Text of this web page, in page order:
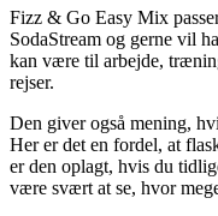
Fizz & Go Easy Mix
SodaStream og gerne vil
kan være til arbejde,
rejser.
Den giver også mening,
Her er det en fordel, at
er den oplagt, hvis du
være svært at se, hvor